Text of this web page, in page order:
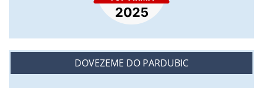
DOVEZEME DO PARDUBIC